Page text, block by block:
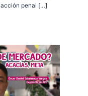
acción penal […]